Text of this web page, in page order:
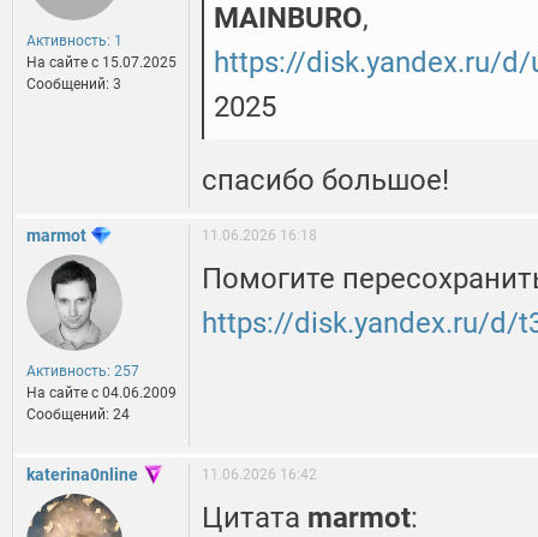
Активность: 1
На сайте c 15.07.2025
Сообщений: 3
MAINBURO,
https://disk.yandex.ru/d/
2025
спасибо большое!
marmot
Активность: 257
На сайте c 04.06.2009
Сообщений: 24
11.06.2026 16:18
Помогите
https://disk.yandex.ru/d/
katerina0nline 11.06.2026 16:42
Цитата marmot: